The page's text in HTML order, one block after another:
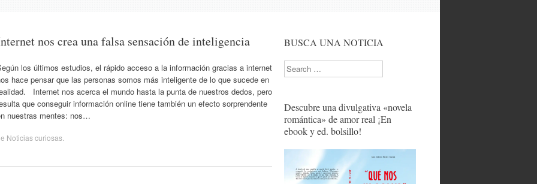
nos crea una falsa sensación de inteligencia
los últimos estudios, el rápido acceso a la información gracias a internet
hace pensar que las personas somos más inteligente de lo que sucede en
Internet nos acerca el mundo hasta la punta de nuestros dedos, pero
que conseguir información online tiene también un efecto sorprendente
nuestras mentes: nos…
Noticias curiosas
BUSCA UNA NOTICIA
Search
Descubre una divulgativa «novela
romántica» de amor real ¡En
ebook y ed. bolsillo!